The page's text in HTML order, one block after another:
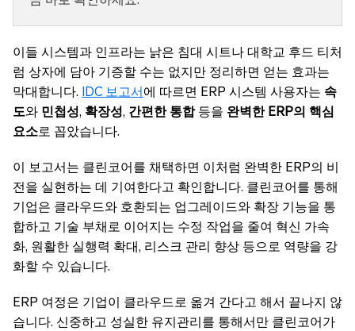
이들 시스템과 인프라는 낡은 침대 시트나 대학교 후드 티처
럼 상자에 담아 기증할 수는 없지만 정리하면 얻는 효과는
막대합니다.
IDC 보고서 에 따르면 ERP 시스템 사용자는 속
도와 민첩성, 확장성, 간편한 통합등을 완벽한 ERP의 핵심
요소로 꼽았습니다.
이 보고서는 클린코어를 채택하면 이처럼 완벽한 ERP의 비
전을 실현하는 데 기여한다고 확인합니다. 클린코어를 통해
기업은 클라우드와 호환되는 업그레이드와 확장 기능을 통
합하고 기술 부채로 이어지는 수정 작업을 줄여 혁신 가속
화, 원활한 실행력 확대, 리스크 관리 향상 등으로 역량을 강
화할 수 있습니다.
ERP 여정은 기업이 클라우드로 옮겨 간다고 해서 끝나지 않
습니다. 신중하고 성실한 유지관리를 통해서만 클린코어가